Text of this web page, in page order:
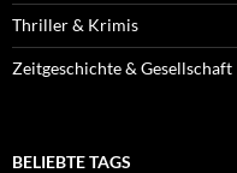
Thriller & Krimis
Zeitgeschichte & Gesellschaft
BELIEBTE TAGS